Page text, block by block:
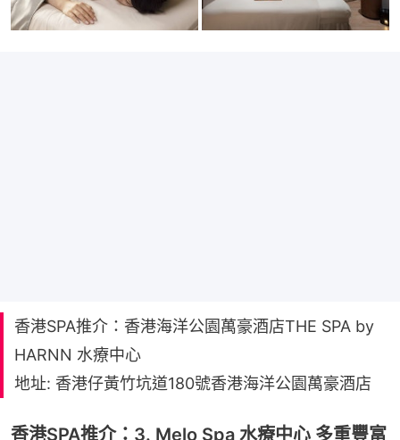
香港SPA推介：香港海洋公園萬豪酒店THE SPA by
HARNN 水療中心
地址: 香港仔黃竹坑道180號香港海洋公園萬豪酒店
香港SPA推介：3. Melo Spa 水療中心 多重豐富